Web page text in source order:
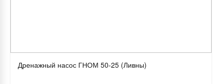
Дренажный насос ГНОМ 50-25 (Ливны)